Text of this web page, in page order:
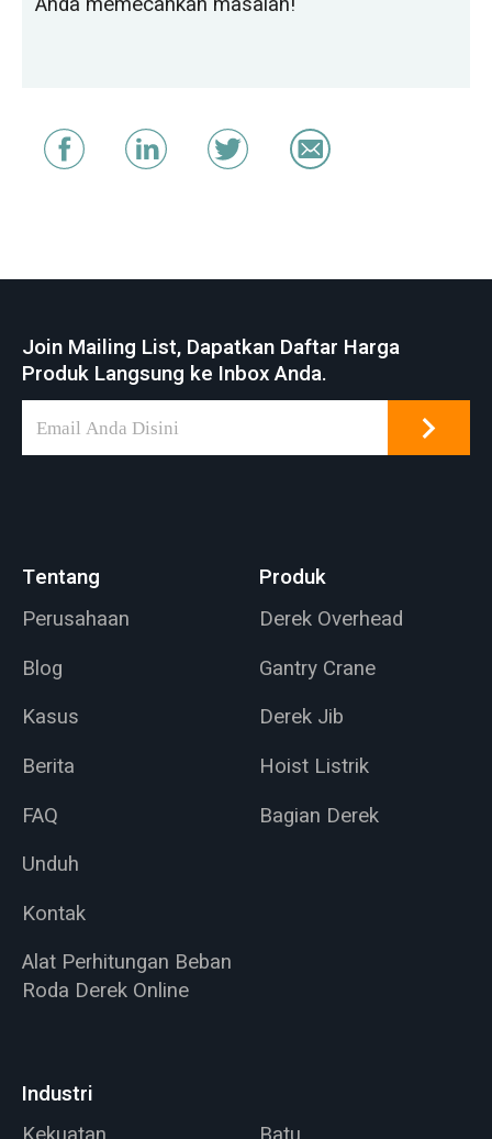
Join Mailing List, Dapatkan Daftar Harga
Produk Langsung ke Inbox Anda.
Tentang
Perusahaan
Blog
Kasus
Berita
FAQ
Unduh
Kontak
Alat Perhitungan Beban
Roda Derek Online
Produk
Derek Overhead
Gantry Crane
Derek Jib
Hoist Listrik
Bagian Derek
Industri